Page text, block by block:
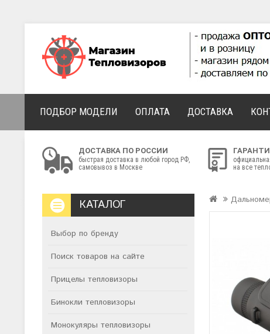
ПОДБОР МОДЕЛИ ОПЛАТА ДОСТАВКА
ДОСТАВКА ПО РОССИИ
быстрая доставка в любой город РФ,
самовывоз в Москве
на все
КАТАЛОГ
Выбор по бренду
Поиск товаров на сайте
Прицелы тепловизоры
Бинокли тепловизоры
Монокуляры тепловизоры